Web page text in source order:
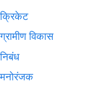
क्रिकेट
ग्रामीण विकास
निबंध
मनोरंजक